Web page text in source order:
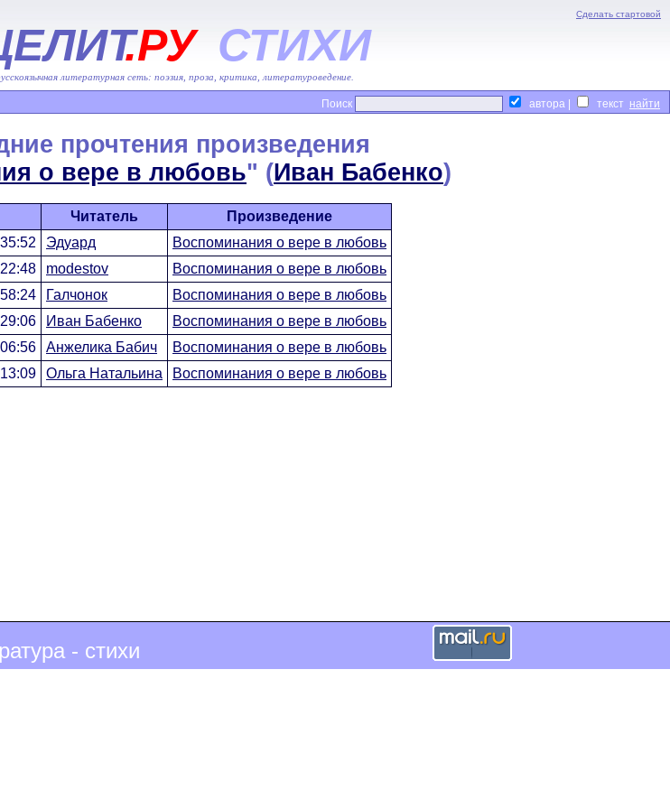
Сделать стартовой
.РУ СТИХИ
литературная сеть: поэзия, проза, критика, литературоведение.
Поиск автора | текст
прочтения произведения
о вере в любовь" (Иван Бабенко)
Читатель
Произведение
Эдуард
Воспоминания о вере в любовь
modestov
Воспоминания о вере в любовь
Галчонок
Воспоминания о вере в любовь
Иван Бабенко
Воспоминания о вере в любовь
Анжелика Бабич
Воспоминания о вере в любовь
Ольга Натальина Воспоминания о вере в любовь
- стихи